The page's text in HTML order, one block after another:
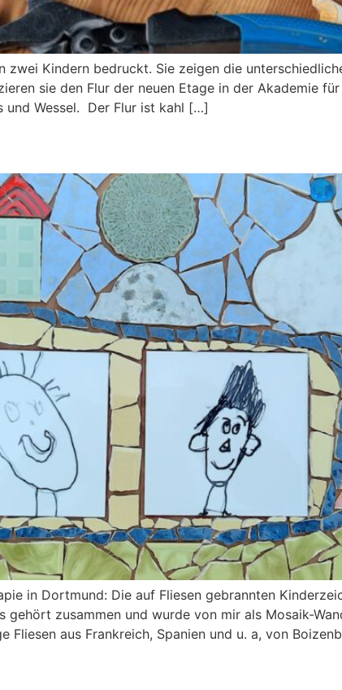
Kindern bedruckt. Sie zeigen die
sie den Flur der neuen Etage in der Akademie
und Wessel. Der Flur ist kahl […]
in Dortmund: Die auf Fliesen gebrannten
gehört zusammen und wurde von mir als Mosaik-
Fliesen aus Frankreich, Spanien und u. a, von